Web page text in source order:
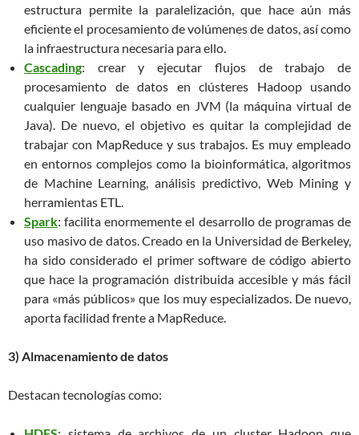
estructura permite la paralelización, que hace aún más
eficiente el procesamiento de volúmenes de datos, así como
la infraestructura necesaria para ello.
Cascading: crear y ejecutar flujos de trabajo de
procesamiento de datos en clústeres Hadoop usando
cualquier lenguaje basado en JVM (la máquina virtual de
Java). De nuevo, el objetivo es quitar la complejidad de
trabajar con MapReduce y sus trabajos. Es muy empleado
en entornos complejos como la bioinformática, algoritmos
de Machine Learning, análisis predictivo, Web Mining y
herramientas ETL.
Spark: facilita enormemente el desarrollo de programas de
uso masivo de datos. Creado en la Universidad de Berkeley,
ha sido considerado el primer software de código abierto
que hace la programación distribuida accesible y más fácil
para «más públicos» que los muy especializados. De nuevo,
aporta facilidad frente a MapReduce.
3) Almacenamiento de datos
Destacan tecnologías como: